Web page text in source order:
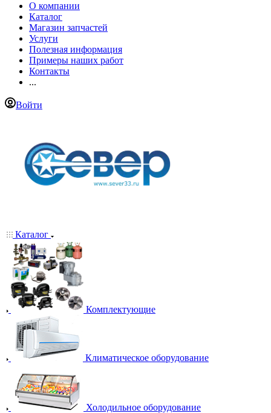
О компании
Каталог
Магазин запчастей
Услуги
Полезная информация
Примеры наших работ
Контакты
...
Войти
Каталог
Комплектующие
Климатическое оборудование
Холодильное оборудование